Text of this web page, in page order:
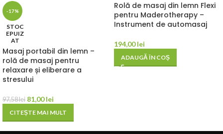
-17%
STOC
EPUIZ
AT
Masaj portabil din lemn –
rolă de masaj pentru
relaxare și eliberare a
stresului
97,58lei 81,00lei
CITEȘTE MAI MULT
Rolă de masaj din lemn Flexi
pentru Maderotherapy –
Instrument de automasaj
194,00lei
ADAUGĂ ÎN COȘ